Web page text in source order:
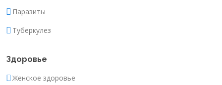
Паразиты
Туберкулез
Здоровье
Женское здоровье